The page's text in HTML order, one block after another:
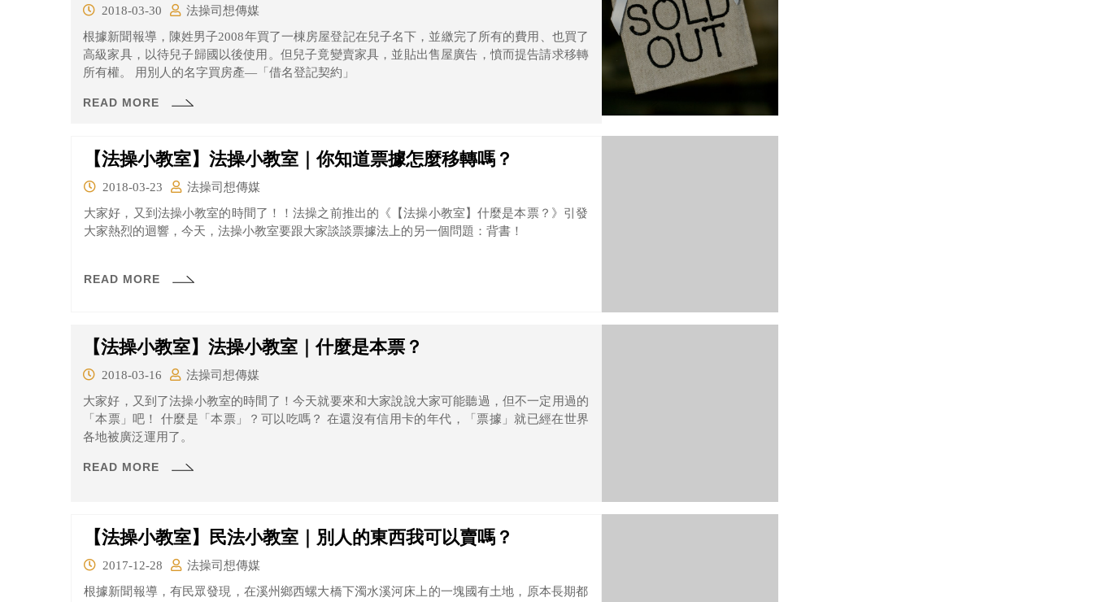
2018-03-30
法操司想傳媒
根據新聞報導，陳姓男子2008年買了一棟房屋登記在兒子名下，並繳完了所有的費用、也買了
高級家具，以待兒子歸國以後使用。但兒子竟變賣家具，並貼出售屋廣告，憤而提告請求移轉
所有權。 用別人的名字買房產—「借名登記契約」
READ MORE
【法操小教室】法操小教室｜你知道票據怎麼移轉嗎？
2018-03-23
法操司想傳媒
大家好，又到法操小教室的時間了！！法操之前推出的《【法操小教室】什麼是本票？》引發
大家熱烈的迴響，今天，法操小教室要跟大家談談票據法上的另一個問題：背書！
READ MORE
【法操小教室】法操小教室｜什麼是本票？
2018-03-16
法操司想傳媒
大家好，又到了法操小教室的時間了！今天就要來和大家說說大家可能聽過，但不一定用過的
「本票」吧！ 什麼是「本票」？可以吃嗎？ 在還沒有信用卡的年代，「票據」就已經在世界
各地被廣泛運用了。
READ MORE
【法操小教室】民法小教室｜別人的東西我可以賣嗎？
2017-12-28
法操司想傳媒
根據新聞報導，有民眾發現，在溪州鄉西螺大橋下濁水溪河床上的一塊國有土地，原本長期都